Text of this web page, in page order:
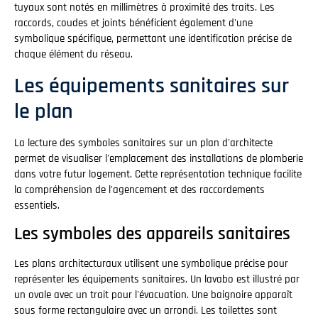
tuyaux sont notés en millimètres à proximité des traits. Les
raccords, coudes et joints bénéficient également d'une
symbolique spécifique, permettant une identification précise de
chaque élément du réseau.
Les équipements sanitaires sur
le plan
La lecture des symboles sanitaires sur un plan d'architecte
permet de visualiser l'emplacement des installations de plomberie
dans votre futur logement. Cette représentation technique facilite
la compréhension de l'agencement et des raccordements
essentiels.
Les symboles des appareils sanitaires
Les plans architecturaux utilisent une symbolique précise pour
représenter les équipements sanitaires. Un lavabo est illustré par
un ovale avec un trait pour l'évacuation. Une baignoire apparaît
sous forme rectangulaire avec un arrondi. Les toilettes sont